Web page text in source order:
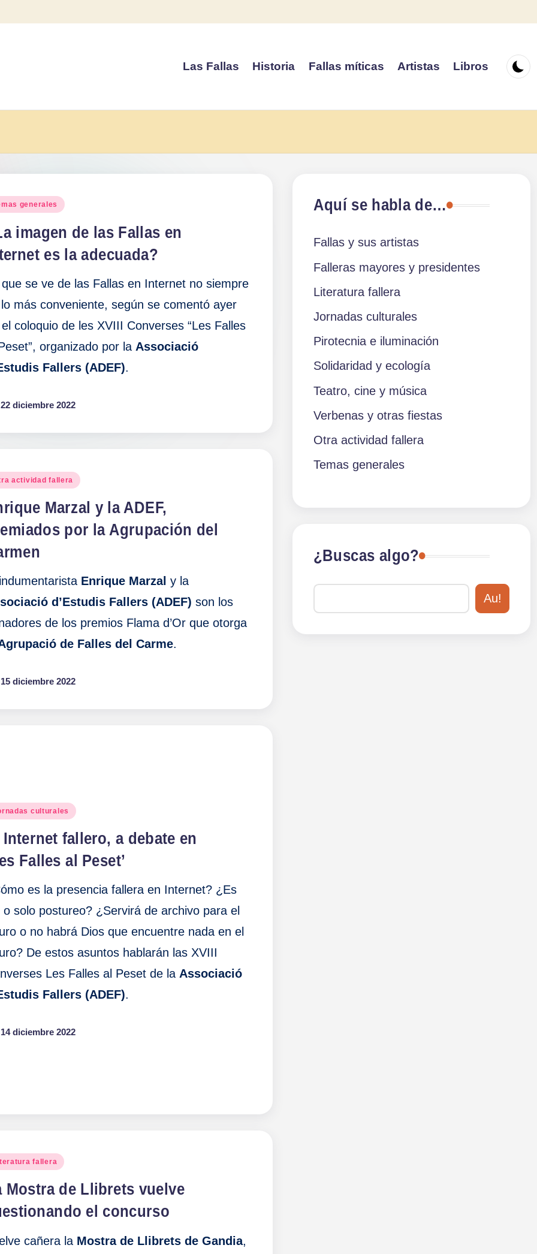
Las Fallas Historia Fallas míticas Artistas Libros
generales
imagen de las Fallas en
es la adecuada?
se ve de las Fallas en Internet no siempre
más conveniente, según se comentó ayer
coloquio de les XVIII Converses “Les Falles
organizado por la Associació
Fallers (ADEF).
22 diciembre 2022
actividad fallera
Marzal y la ADEF,
por la Agrupación del
Enrique Marzal y la
d’Estudis Fallers (ADEF) son los
de los premios Flama d’Or que otorga
de Falles del Carme.
15 diciembre 2022
culturales
Internet fallero, a debate en
Falles al Peset’
es la presencia fallera en Internet? ¿Es
o solo postureo? ¿Servirá de archivo para el
o no habrá Dios que encuentre nada en el
De estos asuntos hablarán las XVIII
Les Falles al Peset de laAssociació
Fallers (ADEF).
14 diciembre 2022
fallera
Mostra de Llibrets vuelve
el concurso
cañera la Mostra de Llibrets de Gandia,
Aquí se habla de…
Fallas y sus artistas
Falleras mayores y presidentes
Literatura fallera
Jornadas culturales
Pirotecnia e iluminación
Solidaridad y ecología
Teatro, cine y música
Verbenas y otras fiestas
Otra actividad fallera
Temas generales
¿Buscas algo?
Au!